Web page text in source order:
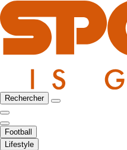
Rechercher
Football
Lifestyle